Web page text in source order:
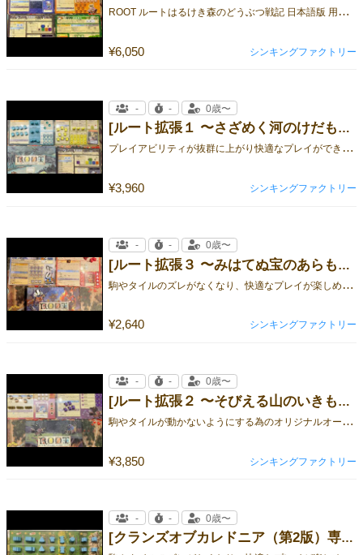
R
OOT ルートはるけき森のどうぶつ戦記 日本語版 用オーバーレイのセット売りです。
¥6,050 シンキングファクトリー
[ルート拡張１ 〜さざめく河のけだもの軍記〜 専用オーバーレイ【個人ボード3陣営 】]
プ
レイアビリティが抜群に上がり快適なプレイができること間違いなし!
¥3,960
- - 0歳〜
シンキングファクトリー
[ルート拡張３ 〜みはてぬ宝のあらもの騒記〜 専用オーバーレイ【個人ボード2陣営 】]
駒
やタイルのズレがなくなり、快適なプレイが楽しめます！
¥2,640
- - 0歳〜
シンキングファクトリー
[ルート拡張２ 〜そびえる山のいきもの乱記〜 専用オーバーレイ【個人ボード2陣営 】]
駒
やタイルが動かないようにする為のオリジナルオーバーレイです。
¥3,850
- - 0歳〜
シンキングファクトリー
[クランズオブカレドニア（第2版）専用オーバーレイ【個人ボード4人分＋マクドナルドタイル】]
- - 0歳〜